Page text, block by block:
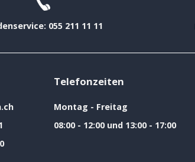
055 211 11 11
Telefonzeiten
Montag - Freitag
08:00 - 12:00 und 13:00 - 17:00